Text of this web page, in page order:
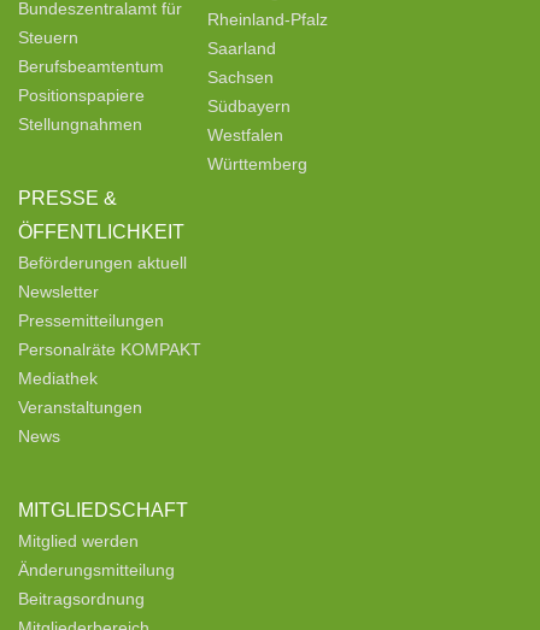
Bundeszentralamt für
Steuern
Berufsbeamtentum
Positionspapiere
Stellungnahmen
PRESSE &
ÖFFENTLICHKEIT
Beförderungen aktuell
Newsletter
Pressemitteilungen
Personalräte KOMPAKT
Mediathek
Veranstaltungen
News
MITGLIEDSCHAFT
Mitglied werden
Änderungsmitteilung
Beitragsordnung
Rheinland-Pfalz
Saarland
Sachsen
Südbayern
Westfalen
Württemberg